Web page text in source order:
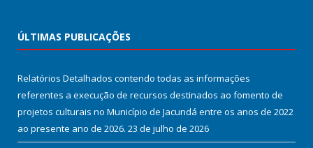
ÚLTIMAS PUBLICAÇÕES
Relatórios Detalhados contendo todas as informações
referentes a execução de recursos destinados ao fomento de
projetos culturais no Município de Jacundá entre os anos de 2022
ao presente ano de 2026. 23 de julho de 2026